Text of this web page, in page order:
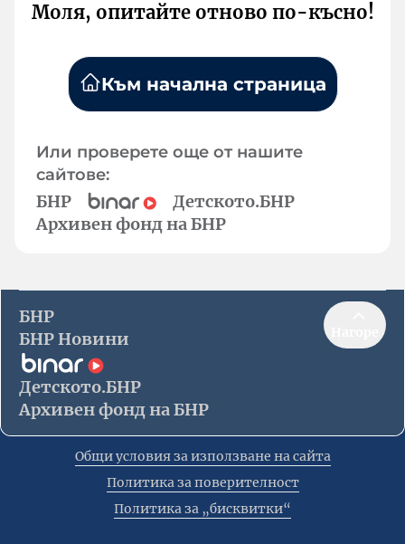
Моля, опитайте отново по-късно!
Към начална страница
Или проверете още от нашите
сайтове:
БНР
Детското.БНР
Архивен фонд на БНР
БНР
БНР Новини
Детското.БНР
Архивен фонд на БНР
Общи условия за използване на сайта
Политика за поверителност
Политика за „бисквитки“